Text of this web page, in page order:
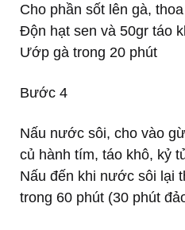
Cho phần sốt lên gà,
Độn hạt sen và 50gr táo
Ướp gà trong 20 phút
Bước 4
Nấu nước sôi, cho vào
củ hành tím, táo khô, kỷ
Nấu đến khi nước sôi lại
trong 60 phút (30 phút